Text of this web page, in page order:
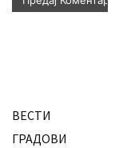
ВЕСТИ
ГРАДОВИ